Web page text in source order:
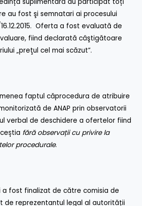
suplimentară au participat toți
au fost şi semnatari ai procesului
16.12.2015. Oferta a fost evaluată de
fiind declarată câştigătoare
„preţul cel mai scăzut”.
faptul căprocedura de atribuire
de ANAP prin observatorii
verbal de deschidere a ofertelor fiind
fără observații cu privire la
procedurale.
a fost finalizat de către comisia de
de reprezentantul legal al autorității